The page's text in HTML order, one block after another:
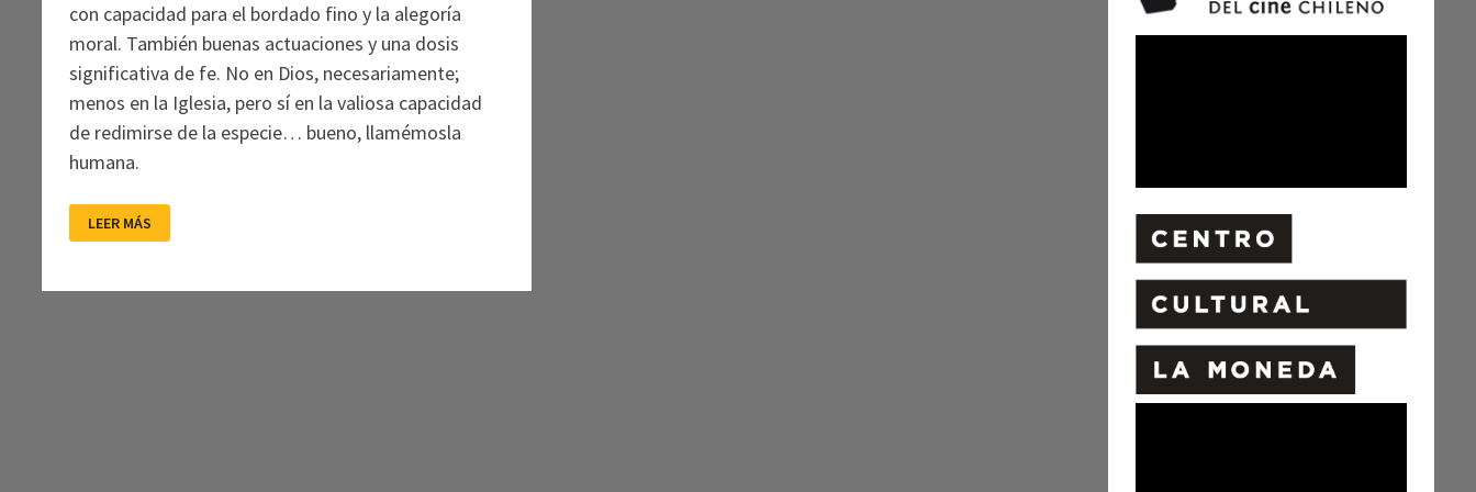
con capacidad para el bordado fino y la alegoría
moral. También buenas actuaciones y una dosis
significativa de fe. No en Dios, necesariamente;
menos en la Iglesia, pero sí en la valiosa capacidad
de redimirse de la especie… bueno, llamémosla
humana.
CÓNCLAVE
CON
CLAVES
LEER MÁS